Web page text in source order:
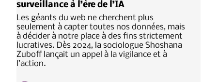
surveillance à l’ère de l’IA
Les géants du web ne cherchent plus
seulement à capter toutes nos données, mais
à décider à notre place à des fins strictement
lucratives. Dès 2024, la sociologue Shoshana
Zuboff lançait un appel à la vigilance et à
l’action.